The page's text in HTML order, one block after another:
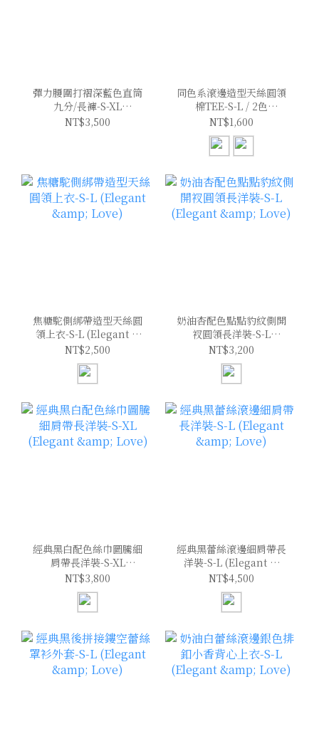
彈力腰圍打褶深藍色直筒
九分/長褲-S-XL
(Elegant & Love)
NT$3,500
同色系滾邊造型天絲圓領
棉TEE-S-L / 2色
(Elegant & Love)
NT$1,600
焦糖駝側綁帶造型天絲圓
領上衣-S-L (Elegant &
Love)
NT$2,500
奶油杏配色點點豹紋側開
衩圓領長洋裝-S-L
(Elegant & Love)
NT$3,200
經典黑白配色絲巾圖騰細
肩帶長洋裝-S-XL
(Elegant & Love)
NT$3,800
經典黑蕾絲滾邊細肩帶長
洋裝-S-L (Elegant &
Love)
NT$4,500